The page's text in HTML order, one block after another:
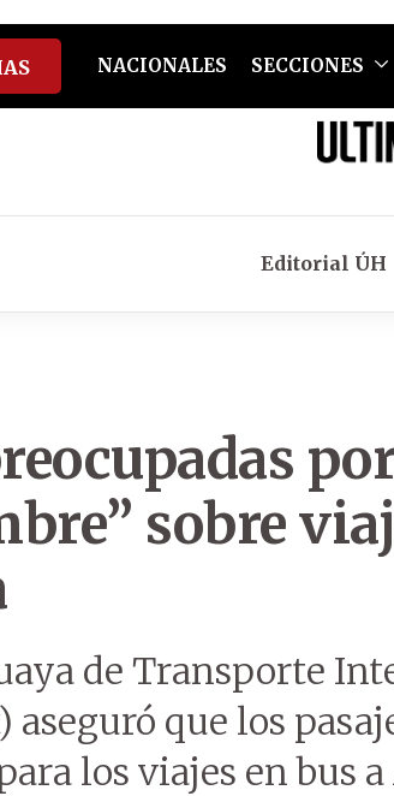
NACIONALES SECCIONES
Editorial ÚH
sobre
de Transporte
aseguró que los
los viajes en bus